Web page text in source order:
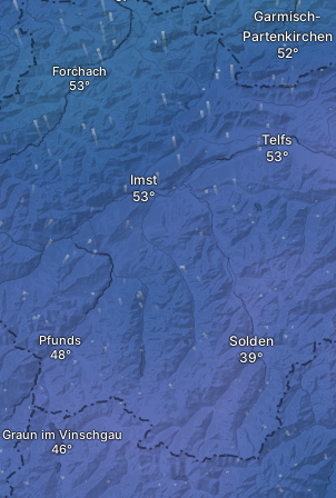
Forchach
Garmisch-
Partenkirchen
Telfs
Imst
Solden
Pfunds
Graun im Vinschgau